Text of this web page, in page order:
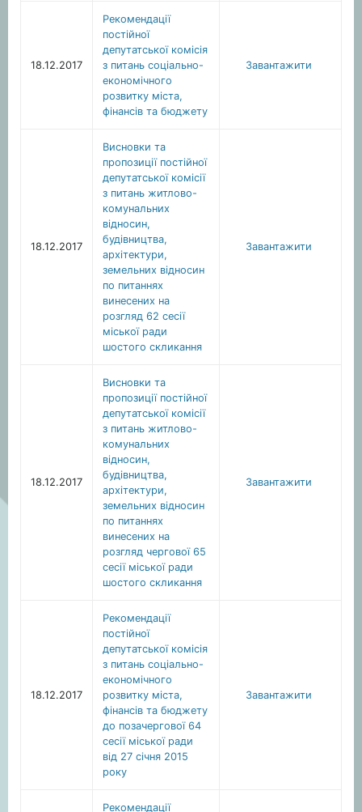
18.12.2017
Рекомендації
постійної
депутатської комісія
з питань соціально-
економічного
розвитку міста,
фінансів та бюджету
Завантажити
18.12.2017
Висновки та
пропозиції постійної
депутатської комісії
з питань житлово-
комунальних
відносин,
будівництва,
архітектури,
земельних відносин
по питаннях
винесених на
розгляд 62 сесії
міської ради
шостого скликання
Завантажити
18.12.2017
Висновки та
пропозиції постійної
депутатської комісії
з питань житлово-
комунальних
відносин,
будівництва,
архітектури,
земельних відносин
по питаннях
винесених на
розгляд чергової 65
сесії міської ради
шостого скликання
Завантажити
18.12.2017
Рекомендації
постійної
депутатської комісія
з питань соціально-
економічного
розвитку міста,
фінансів та бюджету
до позачергової 64
сесії міської ради
від 27 січня 2015
року
Завантажити
Рекомендації